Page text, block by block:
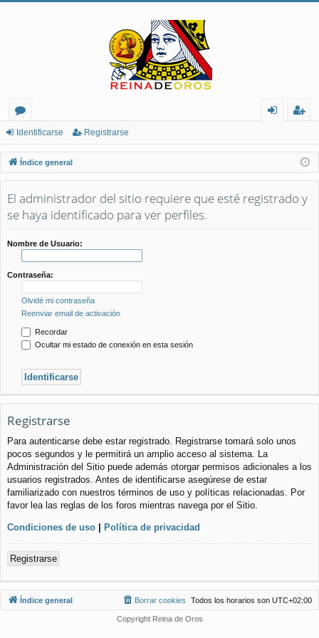
or
os
nt
ifi
ca
ist
ra
rs
Identificarse Registrarse
Índice general
El administrador del sitio requiere que esté registrado y
se haya identificado para ver perfiles.
Nombre de Usuario:
Contraseña:
Olvidé mi contraseña
Reenviar email de activación
Recordar
Ocultar mi estado de conexión en esta sesión
Registrarse
Para autenticarse debe estar registrado. Registrarse tomará solo unos
pocos segundos y le permitirá un amplio acceso al sistema. La
Administración del Sitio puede además otorgar permisos adicionales a los
usuarios registrados. Antes de identificarse asegúrese de estar
familiarizado con nuestros términos de uso y políticas relacionadas. Por
favor lea las reglas de los foros mientras navega por el Sitio.
Condiciones de uso | Política de privacidad
Registrarse
Índice general Todos los horarios son UTC+02:00
Borrar cookies
Copyright Reina de Oros